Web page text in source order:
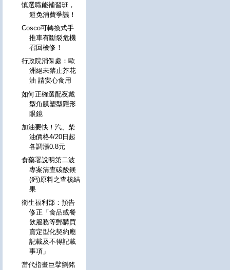
慎選職能補習班，
避免消費爭議！
Cosco可轉換式手
推車有斷裂危機
召回檢修！
行政院消保處：歐
洲絕未禁止芥花
油 請安心食用
如何正確選配夜戴
型角膜塑型隱形
眼鏡
加油要快！汽、柴
油價格4/20日起
各調漲0.8元
食藥署說明第二波
專案清查碳酸鎂
(鈣)原料之查核結
果
衛生福利部：預告
修正「食品或餐
飲服務等郵購買
賣定型化契約應
記載及不得記載
事項」
當代指畫巨擘劉銘